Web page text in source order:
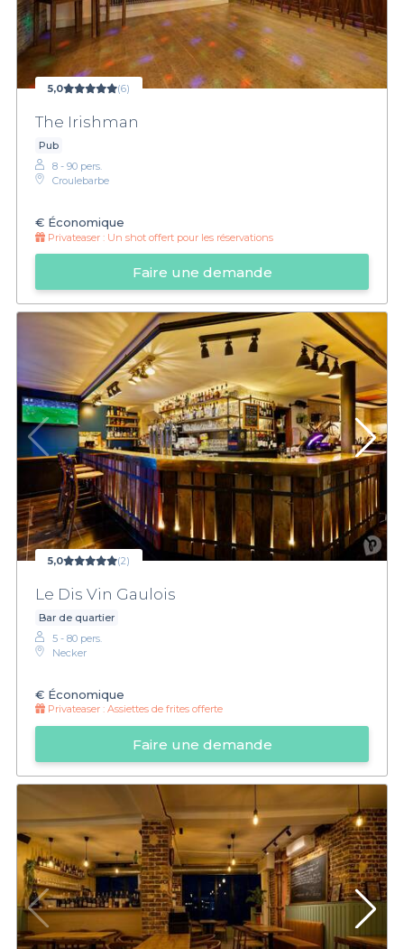
5,0 (6)
The Irishman
Pub
8 - 90 pers.
Croulebarbe
€ Économique
Privateaser : Un shot offert pour les réservations
Faire une demande
5,0 (2)
Le Dis Vin Gaulois
Bar de quartier
5 - 80 pers.
Necker
€ Économique
Privateaser : Assiettes de frites offerte
Faire une demande